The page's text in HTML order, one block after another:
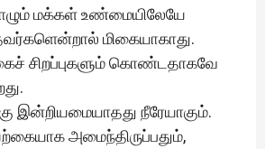
மக்கள் உண்மையிலேயே
மிகையாகாது.
சிறப்புகளும் கொண்டதாகவே
இன்றியமையாதது நீரேயாகும்.
அமைந்திருப்பதும்,